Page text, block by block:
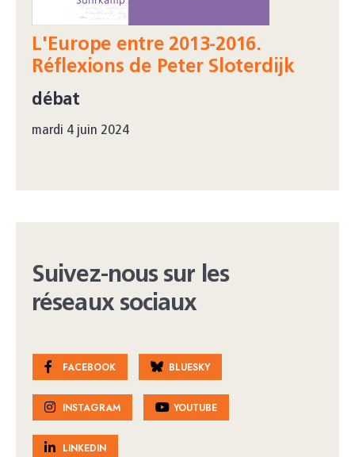
L'Europe entre 2013-2016.
Réflexions de Peter Sloterdijk
débat
mardi 4 juin 2024
Suivez-nous sur les
réseaux sociaux
FACEBOOK BLUESKY
INSTAGRAM YOUTUBE
LINKEDIN